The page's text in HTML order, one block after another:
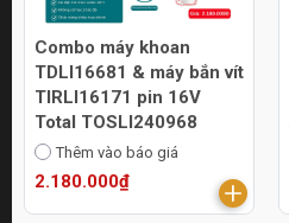
Combo máy khoan
TDLI16681 & máy bắn vít
TIRLI16171 pin 16V
Total TOSLI240968
Thêm vào báo giá
2.180.000₫